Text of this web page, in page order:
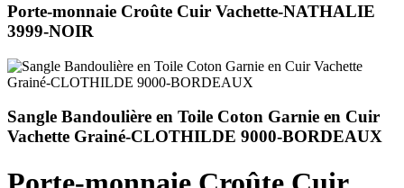
Porte-monnaie Croûte Cuir Vachette-NATHALIE
3999-NOIR
Sangle Bandoulière en Toile Coton Garnie en Cuir
Vachette Grainé-CLOTHILDE 9000-BORDEAUX